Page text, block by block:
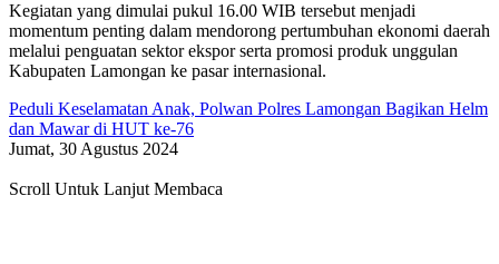
Kegiatan yang dimulai pukul 16.00 WIB tersebut menjadi
momentum penting dalam mendorong pertumbuhan ekonomi daerah
melalui penguatan sektor ekspor serta promosi produk unggulan
Kabupaten Lamongan ke pasar internasional.
Peduli Keselamatan Anak, Polwan Polres Lamongan Bagikan Helm
dan Mawar di HUT ke-76
Jumat, 30 Agustus 2024
Scroll Untuk Lanjut Membaca